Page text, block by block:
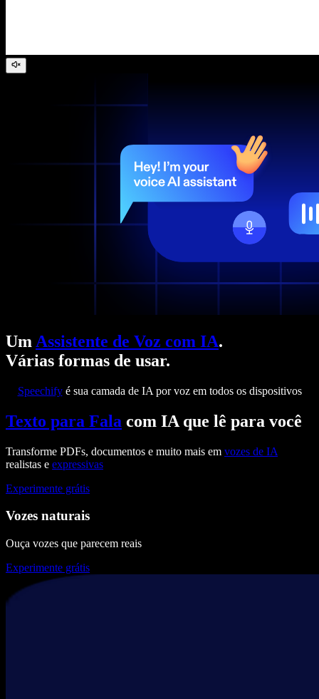
Um Assistente de Voz com IA.
Várias formas de usar.
Speechifyé sua camada de IA por voz em todos os dispositivos
Texto para Fala com IA que lê para você
Transforme PDFs, documentos e muito mais em vozes de IA
realistas e expressivas
Experimente grátis
Vozes naturais
Ouça vozes que parecem reais
Experimente grátis